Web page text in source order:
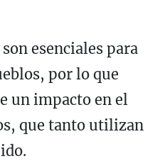
esenciales para
por lo que
un impacto en el
que tanto utilizan